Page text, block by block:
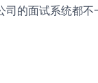
的面试系统都